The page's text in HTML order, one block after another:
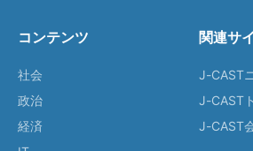
コンテンツ
社会
政治
経済
関連サ
J-CAST
J-CAST
J-CAST